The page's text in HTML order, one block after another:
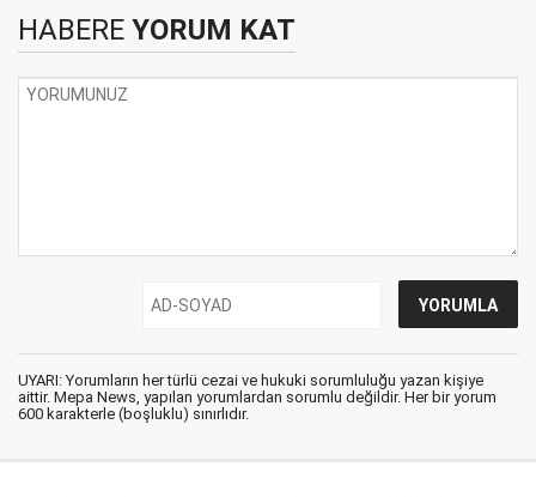
HABERE YORUM KAT
UYARI: Yorumların her türlü cezai ve hukuki sorumluluğu yazan kişiye
aittir. Mepa News, yapılan yorumlardan sorumlu değildir. Her bir yorum
600 karakterle (boşluklu) sınırlıdır.